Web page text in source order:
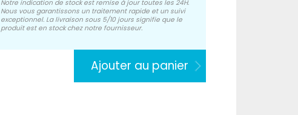
Notre indication de stock est remise à jour toutes les 24H.
Nous vous garantissons un traitement rapide et un suivi
exceptionnel. La livraison sous 5/10 jours signifie que le
produit est en stock chez notre fournisseur.
Ajouter au panier